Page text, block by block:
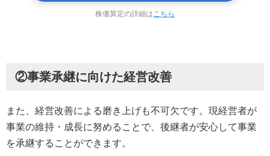
株価算定の詳細はこちら
②事業承継に向けた経営改善
また、経営改善による磨き上げも不可欠です。現経営者が
事業の維持・成長に努めることで、後継者が安心して事業
を承継することができます。